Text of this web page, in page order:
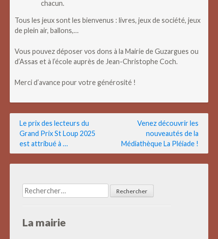
chacun.
Tous les jeux sont les bienvenus : livres, jeux de société, jeux
de plein air, ballons,…
Vous pouvez déposer vos dons à la Mairie de Guzargues ou
d’Assas et à l’école auprès de Jean-Christophe Coch.
Merci d’avance pour votre générosité !
Navigation
de
l’article
Le prix des lecteurs du
Grand Prix St Loup 2025
est attribué à …
Venez découvrir les
nouveautés de la
Médiathèque La Pléiade !
Rechercher :
La mairie